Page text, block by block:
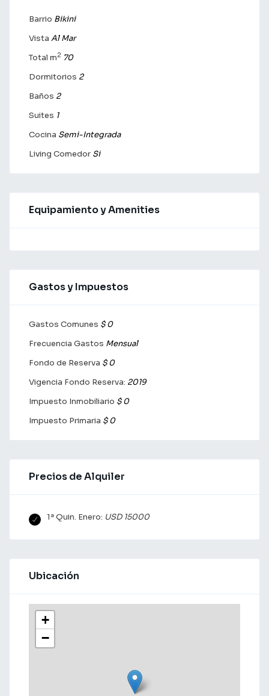
Barrio Bikini
Vista Al Mar
Total m2 70
Dormitorios 2
Baños 2
Suites 1
Cocina Semi-Integrada
Living Comedor Si
Equipamiento y Amenities
Gastos y Impuestos
Gastos Comunes $ 0
Frecuencia Gastos Mensual
Fondo de Reserva $ 0
Vigencia Fondo Reserva: 2019
Impuesto Inmobiliario $ 0
Impuesto Primaria $ 0
Precios de Alquiler
1ª Quin. Enero: USD 15000
Ubicación
+
−